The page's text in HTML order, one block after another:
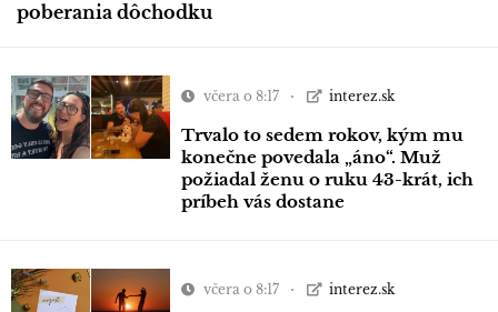
poberania dôchodku
včera o 8:17 interez.sk
Trvalo to sedem rokov, kým mu
konečne povedala „áno“. Muž
požiadal ženu o ruku 43-krát, ich
príbeh vás dostane
včera o 8:17 interez.sk